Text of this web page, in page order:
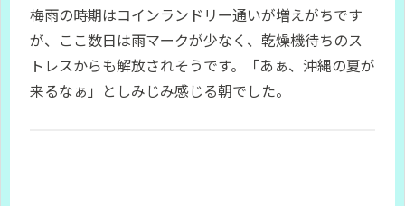
梅雨の時期はコインランドリー通いが増えがちです
が、ここ数日は雨マークが少なく、乾燥機待ちのス
トレスからも解放されそうです。「あぁ、沖縄の夏が
来るなぁ」としみじみ感じる朝でした。